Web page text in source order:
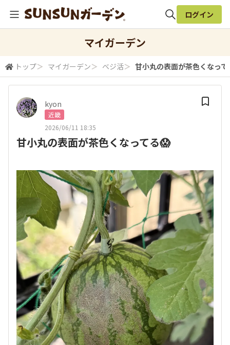
検索
ログイン
マイガーデン
トップ＞ マイガーデン＞ ベジ活＞ 甘小丸の表面が茶色くなっ
kyon
近畿
2026/06/11 18:35
甘小丸の表面が茶色くなってる😱